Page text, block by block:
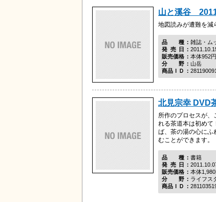
山と溪谷
地図読みが遭難を減
品種雑誌・ム
発売日
販売価格
本体952
分野山岳
商品ＩＤ
北見宗幸 DVD
所作のプロセスが、
れる茶道本は初めて
ば、茶の湯の心にふ
むことができます。
品種書籍
発売日
販売価格
本体
分野ライフス
商品ＩＤ